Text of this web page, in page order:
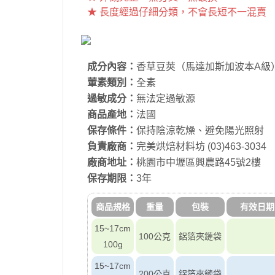
★ 長度經過仔細分類，不會長短不一混賣
成分內容： 香草豆莢（馬達加斯加波本A級
葷素類別： 全素
過敏成分： 無法定過敏源
商品產地： 法國
保存條件： 保持陰涼乾燥、避免陽光照射
負責廠商： 完美烘焙材料坊 (03)463-3034
廠商地址： 桃園市中壢區興農路45號2樓
保存期限： 3年
商品規格 重量 包裝 有效日期
15~17cm
100g
100公克 鋁箔夾鏈袋
15~17cm